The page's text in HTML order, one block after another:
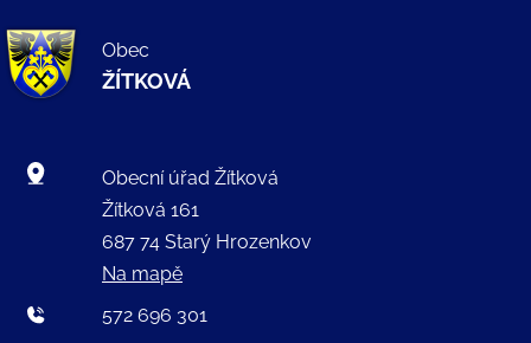
Obec
ŽÍTKOVÁ
Obecní úřad Žítková
Žítková 161
687 74 Starý Hrozenkov
Na mapě
572 696 301